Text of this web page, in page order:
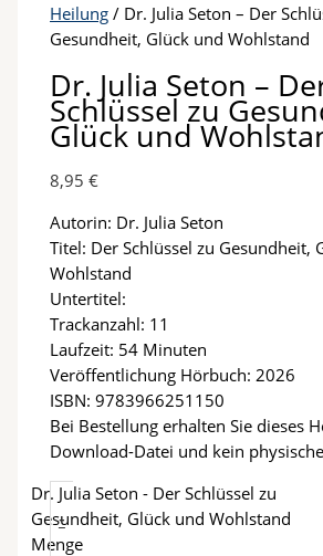
Heilung / Dr. Julia Seton – Der
Gesundheit, Glück und Wohlstand
Dr. Julia Seton –
Schlüssel zu
Glück und
8,95€
Autorin: Dr. Julia Seton
Titel: Der Schlüssel zu Gesundheit,
Wohlstand
Untertitel:
Trackanzahl: 11
Laufzeit: 54 Minuten
Veröffentlichung Hörbuch: 2026
ISBN: 9783966251150
Bei Bestellung erhalten Sie dieses
Download-Datei und kein
-
Dr. Julia Seton - Der Schlüssel zu
Gesundheit, Glück und Wohlstand
Menge